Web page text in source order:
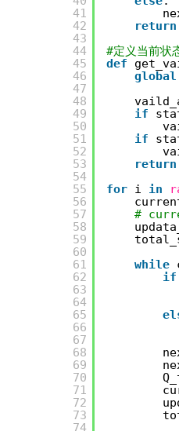
41
42
43
44
45
46
47
48
49
50
51
52
53
54
55
56
57
58
59
60
61
62
63
64
65
66
67
68
69
70
71
72
73
74
return
#定义当前状
def
global
if
if
return
for i in
#
while
if